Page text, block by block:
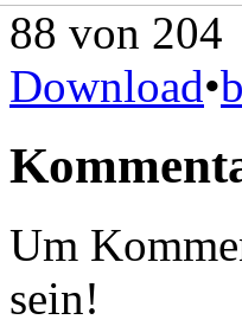
88 von 204
Download•
Um
sein!